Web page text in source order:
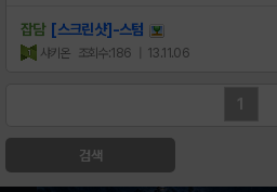
잡담 [스크린샷]-스텀
샤키온 조회수:186 | 13.11.06
1
검색